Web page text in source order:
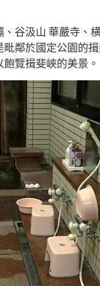
谷汲山 華嚴寺、
鄰於國定公園的
覽揖斐峽的美景。